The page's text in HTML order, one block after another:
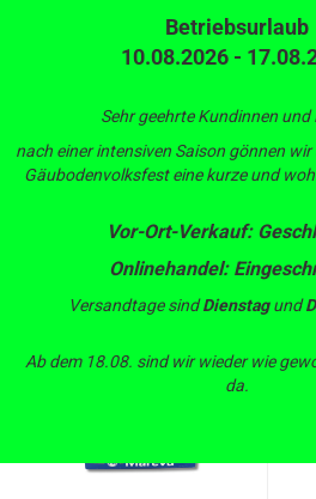
Betriebsurlaub
10.08.2026 -
Sehr geehrte Kundinnen und
nach einer intensiven Saison gönnen wir
Gäubodenvolksfest eine kurze und
Vor-Ort-Verkauf:
Onlinehandel:
Versandtage sindDienstagund
Ab dem 18.08. sind wir wieder wie
da.
POOL Chemie & Zubehör